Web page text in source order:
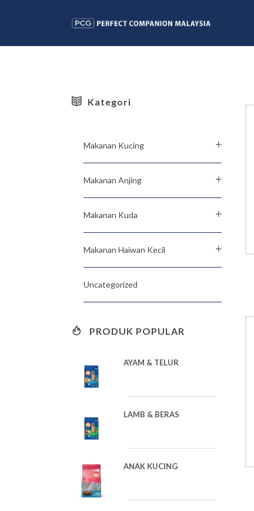
Kategori
Makanan Kucing
Makanan Anjing
Makanan Kuda
Makanan Haiwan Kecil
Uncategorized
PRODUK POPULAR
AYAM & TELUR
LAMB & BERAS
ANAK KUCING